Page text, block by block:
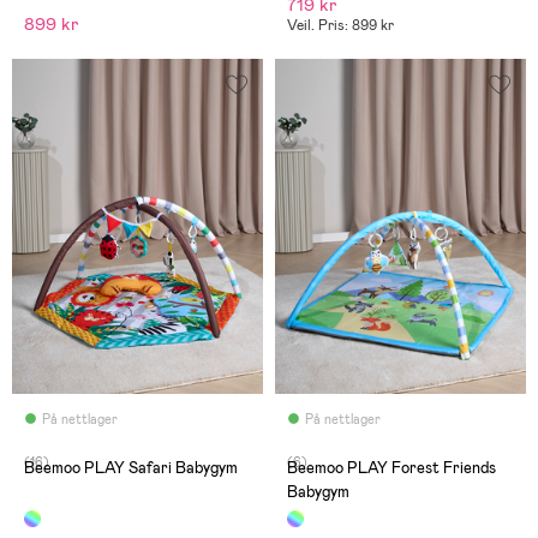
899 kr
719 kr
Veil. Pris: 899 kr
På nettlager
(16)
Beemoo PLAY Safari Babygym
På nettlager
(6)
Beemoo PLAY Forest Friends
Babygym